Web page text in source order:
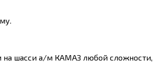
на шасси а/м КАМАЗ любой сложности,